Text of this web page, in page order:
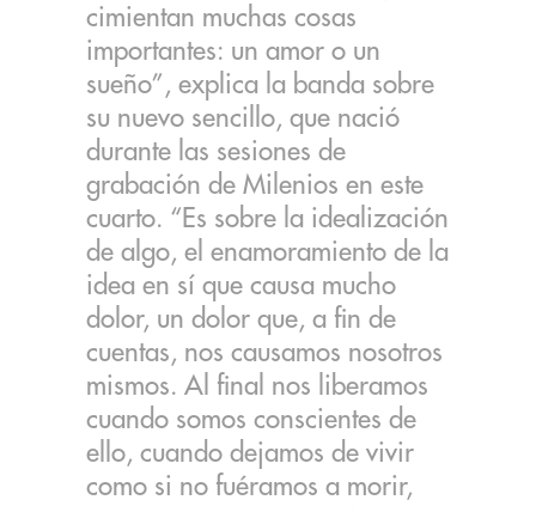
cimientan muchas cosas
importantes: un amor o un
sueño”, explica la banda sobre
su nuevo sencillo, que nació
durante las sesiones de
grabación de Milenios en este
cuarto. “Es sobre la idealización
de algo, el enamoramiento de la
idea en sí que causa mucho
dolor, un dolor que, a fin de
cuentas, nos causamos nosotros
mismos. Al final nos liberamos
cuando somos conscientes de
ello, cuando dejamos de vivir
como si no fuéramos a morir,